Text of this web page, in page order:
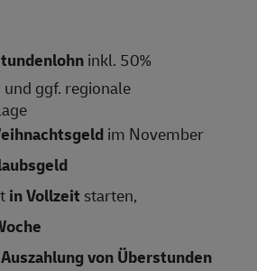
inkl. 50%
ggf. regionale
im November
in Vollzeit starten,
Auszahlung von Überstunden